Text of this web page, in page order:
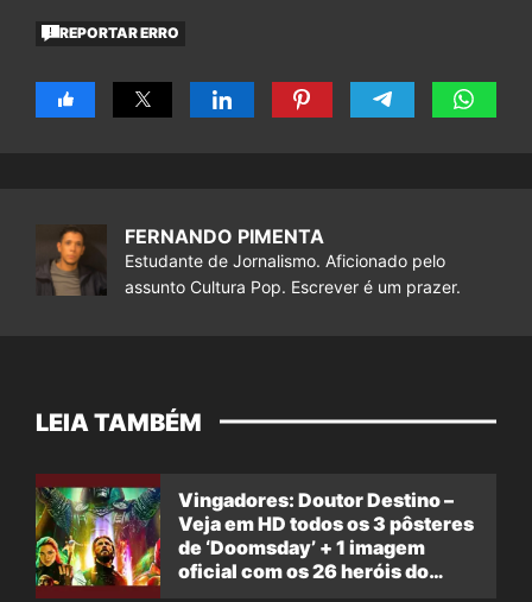
REPORTAR ERRO
FERNANDO PIMENTA
Estudante de Jornalismo. Aficionado pelo
assunto Cultura Pop. Escrever é um prazer.
LEIA TAMBÉM
Vingadores: Doutor Destino –
Veja em HD todos os 3 pôsteres
de ‘Doomsday’ + 1 imagem
oficial com os 26 heróis do